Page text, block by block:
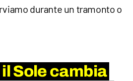
durante un tramonto o
Sole cambia